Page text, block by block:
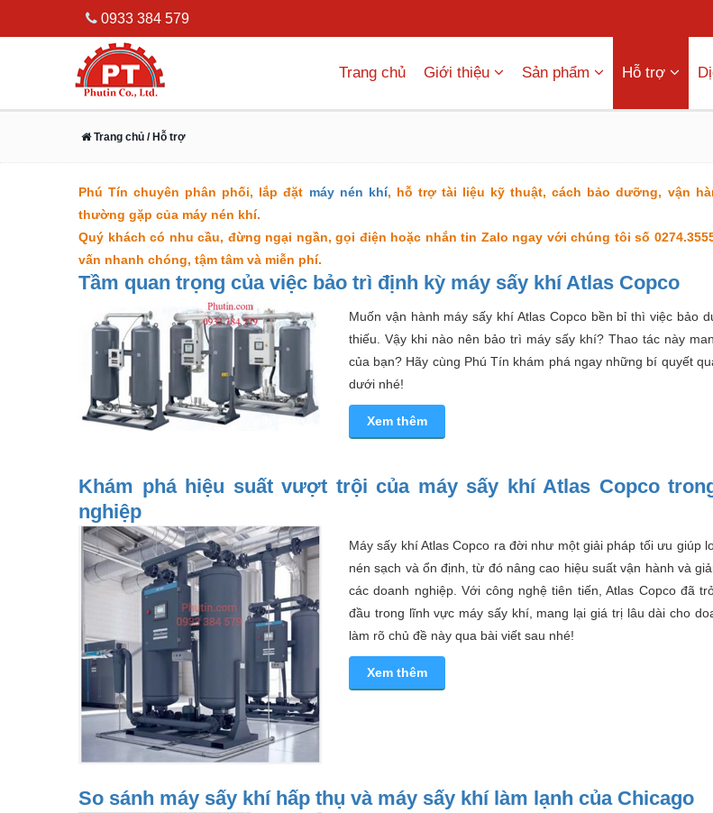
0933 384 579
Trang chủ Giới thiệu Sản phẩm Hỗ trợ
Trang chủ / Hỗ trợ
Phú Tín chuyên phân phối, lắp đặt máy nén khí, hỗ trợ tài liệu kỹ thuật, cách bảo dưỡng, vận
thường gặp của máy nén khí.
Quý khách có nhu cầu, đừng ngại ngần, gọi điện hoặc nhắn tin Zalo ngay với chúng tôi số
vấn nhanh chóng, tậm tâm và miễn phí.
Tầm quan trọng của việc bảo trì định kỳ máy sấy khí Atlas Copco
Muốn vận hành máy sấy khí Atlas Copco bền bỉ thì việc bảo
thiếu. Vậy khi nào nên bảo trì máy sấy khí? Thao tác này
của bạn? Hãy cùng Phú Tín khám phá ngay những bí quyết
dưới nhé!
Xem thêm
Khám phá hiệu suất vượt trội của máy sấy khí Atlas Copco
nghiệp
Máy sấy khí Atlas Copco ra đời như một giải pháp tối ưu giúp
nén sạch và ổn định, từ đó nâng cao hiệu suất vận hành và
các doanh nghiệp. Với công nghệ tiên tiến, Atlas Copco đã
đầu trong lĩnh vực máy sấy khí, mang lại giá trị lâu dài cho
làm rõ chủ đề này qua bài viết sau nhé!
Xem thêm
So sánh máy sấy khí hấp thụ và máy sấy khí làm lạnh của Chicago